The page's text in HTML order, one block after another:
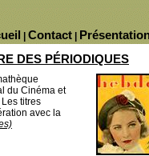
Contact
DES PÉRIODIQUES
du Cinéma et
titres
avec la